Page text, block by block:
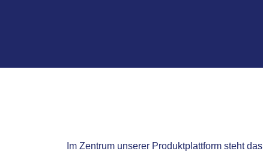
Im Zentrum unserer Produktplattform steht das